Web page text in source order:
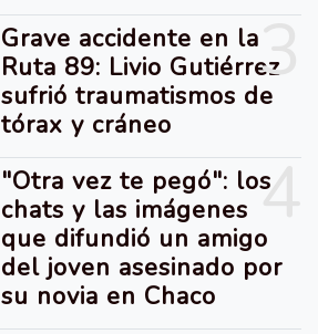
3
Grave accidente en la
Ruta 89: Livio Gutiérrez
sufrió traumatismos de
tórax y cráneo
4
"Otra vez te pegó": los
chats y las imágenes
que difundió un amigo
del joven asesinado por
su novia en Chaco